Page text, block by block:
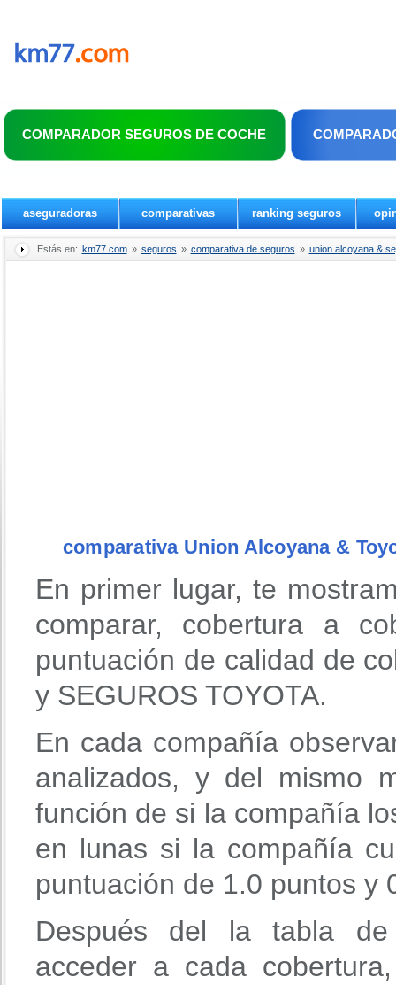
COMPARADOR SEGUROS DE COCHE
aseguradoras comparativas ranking seguros
Estás en: km77.com » seguros » comparativa de seguros » union alcoyana &
comparativa Union Alcoyana &
En primer lugar, te
comparar, cobertura a
puntuación de calidad de
y SEGUROS TOYOTA.
En cada compañía
analizados, y del mismo
función de si la compañía
en lunas si la compañía
puntuación de 1.0 puntos y
Después del la tabla de
acceder a cada